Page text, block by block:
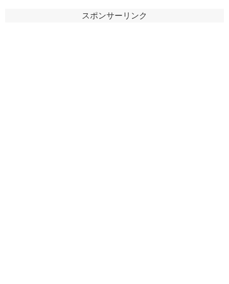
スポンサーリンク